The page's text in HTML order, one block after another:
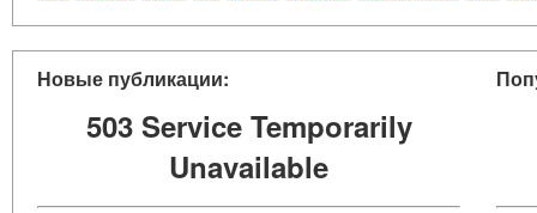
Новые публикации:
503 Service Temporarily
Unavailable